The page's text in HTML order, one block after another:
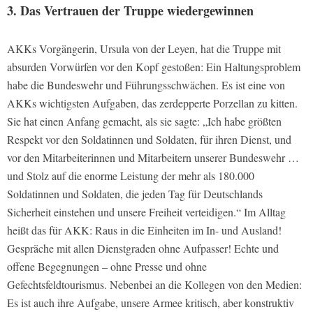
3. Das Vertrauen der Truppe wiedergewinnen
AKKs Vorgängerin, Ursula von der Leyen, hat die Truppe mit
absurden Vorwürfen vor den Kopf gestoßen: Ein Haltungsproblem
habe die Bundeswehr und Führungsschwächen. Es ist eine von
AKKs wichtigsten Aufgaben, das zerdepperte Porzellan zu kitten.
Sie hat einen Anfang gemacht, als sie sagte: „Ich habe größten
Respekt vor den Soldatinnen und Soldaten, für ihren Dienst, und
vor den Mitarbeiterinnen und Mitarbeitern unserer Bundeswehr …
und Stolz auf die enorme Leistung der mehr als 180.000
Soldatinnen und Soldaten, die jeden Tag für Deutschlands
Sicherheit einstehen und unsere Freiheit verteidigen.“ Im Alltag
heißt das für AKK: Raus in die Einheiten im In- und Ausland!
Gespräche mit allen Dienstgraden ohne Aufpasser! Echte und
offene Begegnungen – ohne Presse und ohne
Gefechtsfeldtourismus. Nebenbei an die Kollegen von den Medien:
Es ist auch ihre Aufgabe, unsere Armee kritisch, aber konstruktiv